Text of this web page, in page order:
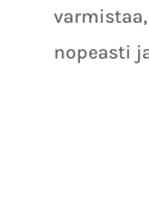
nopeasti